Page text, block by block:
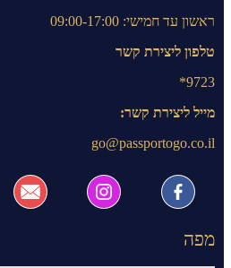
ראשון עד חמישי: 09:00-17:00
טלפון ליצירת קשר
9723*
מייל ליצירת קשר:
go@passportogo.co.il
מפה